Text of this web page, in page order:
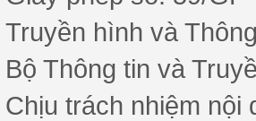
Truyền hình và
Bộ Thông tin và
Chịu trách nhiệm nội